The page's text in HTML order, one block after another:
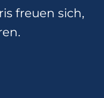
freuen sich,